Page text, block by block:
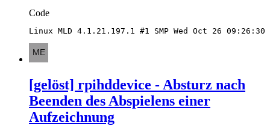
Code
Linux MLD 4.1.21.197.1 #1 SMP Wed Oct 26 09:26:30
[gelöst] rpihddevice - Absturz nach
Beenden des Abspielens einer
Aufzeichnung